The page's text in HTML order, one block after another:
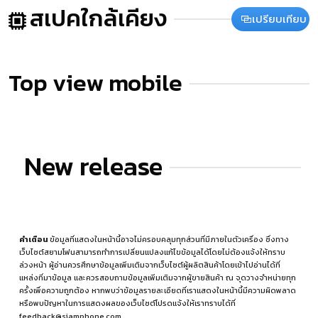
สเปคใกล้เคียง เปรียบเทียบ
Top view mobile
New release
คำเตือนข้อมูลที่แสดงในหน้านี้อาจไม่ครอบคลุมทุกส่วนที่มีภายในตัวเครื่อง ซึ่งทาง
เว็บไซต์สยามโฟนสามารถทำการเปลี่ยนแปลงแก้ไขข้อมูลได้โดยไม่ต้องแจ้งให้ทราบ
ล่วงหน้า ผู้อ่านควรศึกษาข้อมูลเพิ่มเติมจากเว็บไซต์ผู้ผลิตสินค้าโดยเข้าไปอ่านได้ที่
แหล่งที่มาข้อมูล และควรสอบถามข้อมูลเพิ่มเติมจากผู้ขายสินค้า ณ จุดวางจำหน่ายทุก
ครั้งเพื่อความถูกต้อง หากพบว่าข้อมูลรายละเอียดที่เราแสดงในหน้านี้มีความผิดพลาด
หรือพบปัญหาในการแสดงผลของเว็บไซต์โปรดแจ้งให้เราทราบได้ที่